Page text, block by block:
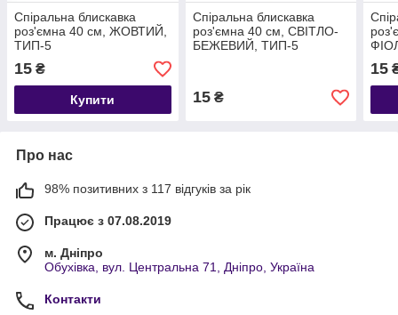
Спіральна блискавка
роз'ємна 40 см, ЖОВТИЙ,
ТИП-5
15 ₴
Купити
Спіральна блискавка
роз'ємна 40 см, СВІТЛО-
БЕЖЕВИЙ, ТИП-5
15₴
15
Про нас
98% позитивних з 117 відгуків за рік
Працює з 07.08.2019
м. Дніпро
Обухівка, вул. Центральна 71, Дніпро, Україна
Контакти